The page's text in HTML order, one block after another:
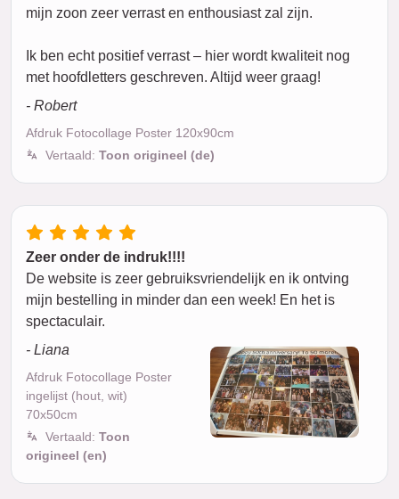
mijn zoon zeer verrast en enthousiast zal zijn.
Ik ben echt positief verrast – hier wordt kwaliteit nog
met hoofdletters geschreven. Altijd weer graag!
- Robert
Afdruk Fotocollage Poster 120x90cm
Vertaald: Toon origineel (de)
Zeer onder de indruk!!!!
De website is zeer gebruiksvriendelijk en ik ontving
mijn bestelling in minder dan een week! En het is
spectaculair.
- Liana
Afdruk Fotocollage Poster
ingelijst (hout, wit)
70x50cm
Vertaald: Toon
origineel (en)